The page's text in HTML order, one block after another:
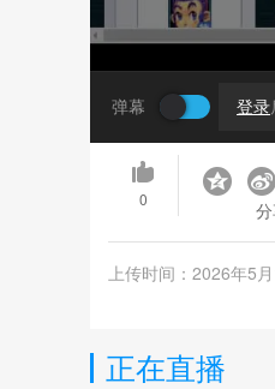
弹幕 登录
0
上传时间：2026年5
正在直播